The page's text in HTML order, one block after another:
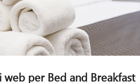
web per Bed and Breakfast